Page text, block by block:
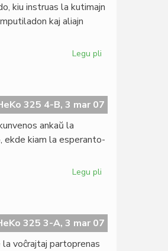
kiu instruas la kutimajn
kaj aliajn
Legu pli
Zamenhof
325 4-B, 3 mar 07
ankaŭ la
ekde kiam la esperanto-
Legu pli
por
Paco
325 3-A, 3 mar 07
voĉrajtaj partoprenas